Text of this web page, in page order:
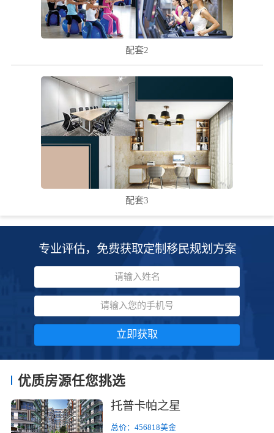
配套2
配套3
专业评估，免费获取定制移民规划方案
立即获取
优质房源任您挑选
托普卡帕之星
总价：456818美金